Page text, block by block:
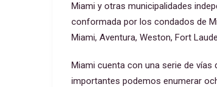
Miami y otras municipalidades
conformada por los condados de
Miami, Aventura, Weston, Fort
Miami cuenta con una serie de
importantes podemos enumerar